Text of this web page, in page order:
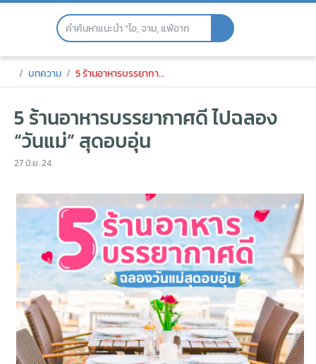
Skip
5 ร้านอาหารบรรยากาศดี ไปฉลอง “วันแม่
บทความ 5 ร้านอาหารบรรยากาศดี ไปฉลอง “วันแม่” สุดอบอุ่น
5 ร้านอาหารบรรยากาศดี ไปฉลอง
“วันแม่” สุดอบอุ่น
27 มิ.ย. 24